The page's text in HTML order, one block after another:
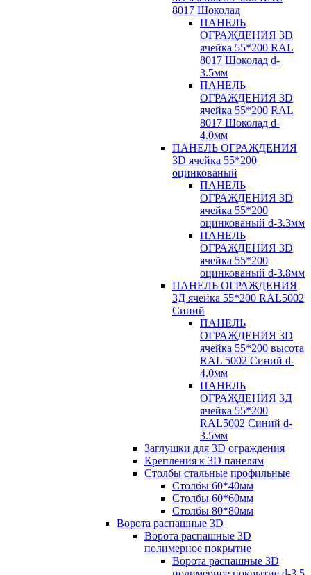
8017 Шоколад
ПАНЕЛЬ
ОГРАЖДЕНИЯ 3D
ячейка 55*200 RAL
8017 Шоколад d-
3.5мм
ПАНЕЛЬ
ОГРАЖДЕНИЯ 3D
ячейка 55*200 RAL
8017 Шоколад d-
4.0мм
ПАНЕЛЬ ОГРАЖДЕНИЯ
3D ячейка 55*200
оцинкованый
ПАНЕЛЬ
ОГРАЖДЕНИЯ 3D
ячейка 55*200
оцинкованый d-3.3мм
ПАНЕЛЬ
ОГРАЖДЕНИЯ 3D
ячейка 55*200
оцинкованый d-3.8мм
ПАНЕЛЬ ОГРАЖДЕНИЯ
3Д ячейка 55*200 RAL5002
Синий
ПАНЕЛЬ
ОГРАЖДЕНИЯ 3D
ячейка 55*200 высота
RAL 5002 Синий d-
4.0мм
ПАНЕЛЬ
ОГРАЖДЕНИЯ 3Д
ячейка 55*200
RAL5002 Синий d-
3.5мм
Заглушки для 3D ограждения
Крепления к 3D панелям
Столбы стальные профильные
Столбы 60*40мм
Столбы 60*60мм
Столбы 80*80мм
Ворота распашные 3D
Ворота распашные 3D
полимерное покрытие
Ворота распашные 3D